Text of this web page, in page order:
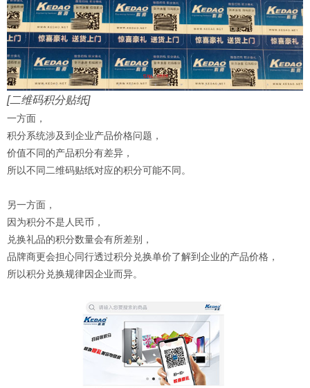
[二维码积分贴纸]
一方面，
积分系统涉及到企业产品价格问题，
价值不同的产品积分有差异，
所以不同二维码贴纸对应的积分可能不同。
另一方面，
因为积分不是人民币，
兑换礼品的积分数量会有所差别，
品牌商更会担心同行透过积分兑换单价了解到企业的产品价格，
所以积分兑换规律因企业而异。